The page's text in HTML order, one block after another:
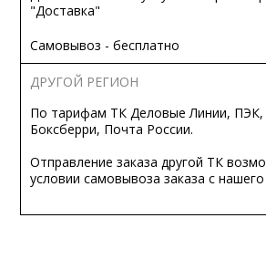
"Доставка"
Самовывоз - бесплатно
ДРУГОЙ РЕГИОН
По тарифам ТК Деловые Линии, ПЭК,
Боксберри, Почта России.
Отправление заказа другой ТК
условии самовывоза заказа с нашего